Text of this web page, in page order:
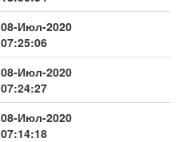
08-Июл-2020
07:25:06
08-Июл-2020
07:24:27
08-Июл-2020
07:14:18